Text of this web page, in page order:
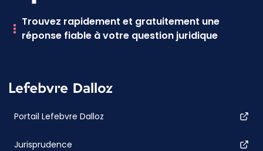
Trouvez rapidement et gratuitement une
réponse fiable à votre question juridique
Portail Lefebvre Dalloz
Jurisprudence